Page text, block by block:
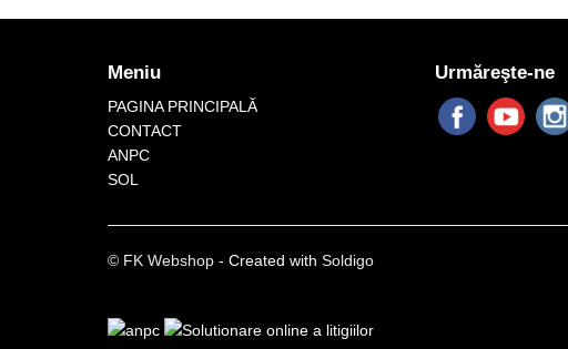
Meniu
PAGINA PRINCIPALĂ
CONTACT
ANPC
SOL
Urmăreşte-ne
© FK Webshop - Created with Soldigo